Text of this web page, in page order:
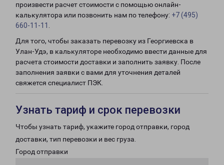
произвести расчет стоимости с помощью онлайн-
калькулятора или позвонить нам по телефону: +7 (495)
660-11-11
Для того, чтобы заказать перевозку из Георгиевска в
Улан-Удэ, в калькуляторе необходимо ввести данные для
расчета стоимости доставки и заполнить заявку. После
заполнения заявки с вами для уточнения деталей
свяжется специалист ПЭК.
Узнать тариф и срок перевозки
Чтобы узнать тариф, укажите город отправки, город
доставки, тип перевозки и вес груза.
Город отправки